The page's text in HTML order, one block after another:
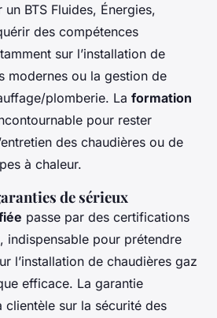
BTS Fluides, Énergies,
des compétences
sur l’installation de
modernes ou la gestion de
plomberie. La formation
pour rester
des chaudières ou de
à chaleur.
de sérieux
passe par des certifications
indispensable pour prétendre
l’installation de chaudières gaz
efficace. La garantie
clientèle sur la sécurité des